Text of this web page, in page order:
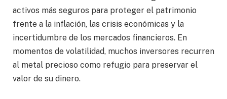
activos más seguros para proteger el patrimonio
frente a la inflación, las crisis económicas y la
incertidumbre de los mercados financieros. En
momentos de volatilidad, muchos inversores recurren
al metal precioso como refugio para preservar el
valor de su dinero.